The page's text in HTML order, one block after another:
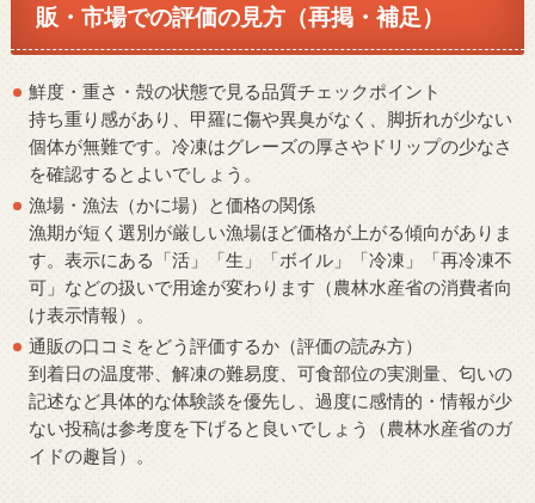
販・市場での評価の見方（再掲・補足）
鮮度・重さ・殻の状態で見る品質チェックポイント
持ち重り感があり、甲羅に傷や異臭がなく、脚折れが少ない
個体が無難です。冷凍はグレーズの厚さやドリップの少なさ
を確認するとよいでしょう。
漁場・漁法（かに場）と価格の関係
漁期が短く選別が厳しい漁場ほど価格が上がる傾向がありま
す。表示にある「活」「生」「ボイル」「冷凍」「再冷凍不
可」などの扱いで用途が変わります（農林水産省の消費者向
け表示情報）。
通販の口コミをどう評価するか（評価の読み方）
到着日の温度帯、解凍の難易度、可食部位の実測量、匂いの
記述など具体的な体験談を優先し、過度に感情的・情報が少
ない投稿は参考度を下げると良いでしょう（農林水産省のガ
イドの趣旨）。